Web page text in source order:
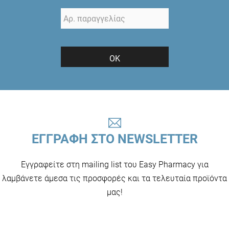
ΟΚ
ΕΓΓΡΑΦΗ ΣΤΟ NEWSLETTER
Εγγραφείτε στη mailing list του Easy Pharmacy για
λαμβάνετε άμεσα τις προσφορές και τα τελευταία προϊόντα
μας!